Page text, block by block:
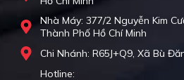
Nhà Máy: 377/2 Nguyễn Kim
Thành Phố Hồ Chí Minh
Chi Nhánh: R65J+Q9, Xã Bù
Hotline: